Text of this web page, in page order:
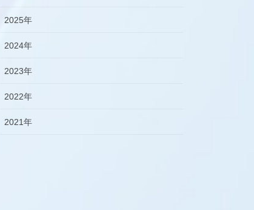
2025年
2024年
2023年
2022年
2021年